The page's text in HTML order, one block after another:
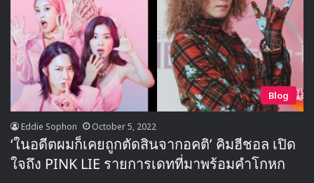
Blog
Eddie Sophon October 5, 2022
‘ในอดีตผมก็เคยถูกตัดสินจากอคติ’ คิมฮีชอล เปิด
ใจถึง PINK LIE รายการเดทที่มาพร้อมคำโกหก